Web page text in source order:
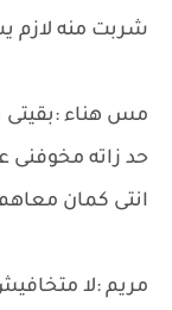
شربت منه لازم
مس هناء :بقيتى
حد زاته مخوفنى
انتى كمان
مريم :لا